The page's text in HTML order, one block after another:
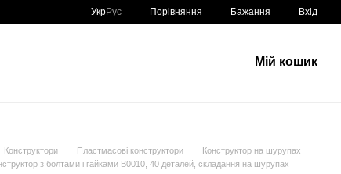
УкрРус Порівняння Бажання Вхід
Мій кошик
Конструктори Пластмасові конструктори
Конструктор на шурупах
з болтами і гайками B0010, 40 деталей, складання на шурупах